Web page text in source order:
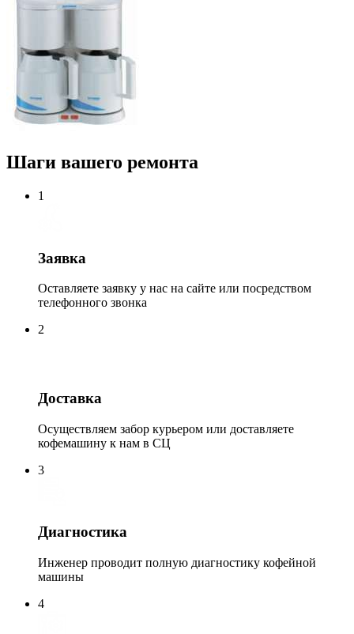
Шаги вашего ремонта
1
Заявка
Оставляете заявку у нас на сайте или посредством
телефонного звонка
2
Доставка
Осуществляем забор курьером или доставляете
кофемашину к нам в СЦ
3
Диагностика
Инженер проводит полную диагностику кофейной
машины
4